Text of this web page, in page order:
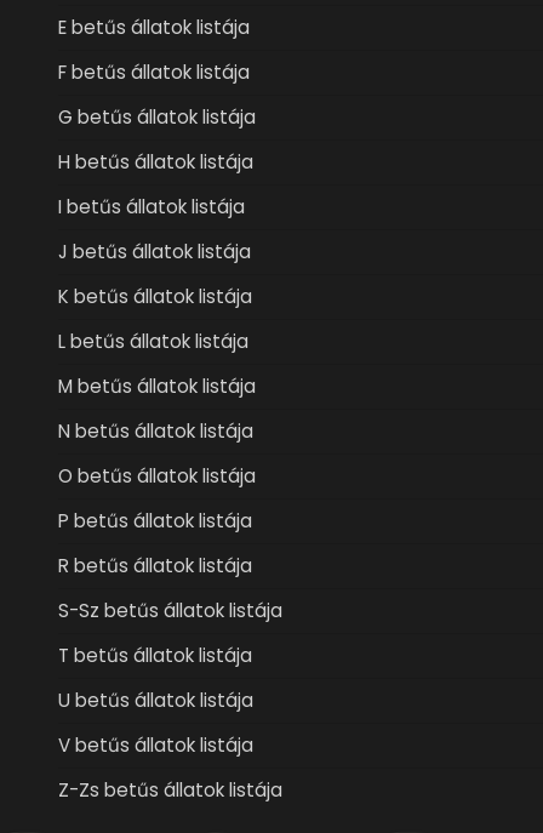
E betűs állatok listája
F betűs állatok listája
G betűs állatok listája
H betűs állatok listája
I betűs állatok listája
J betűs állatok listája
K betűs állatok listája
L betűs állatok listája
M betűs állatok listája
N betűs állatok listája
O betűs állatok listája
P betűs állatok listája
R betűs állatok listája
S-Sz betűs állatok listája
T betűs állatok listája
U betűs állatok listája
V betűs állatok listája
Z-Zs betűs állatok listája